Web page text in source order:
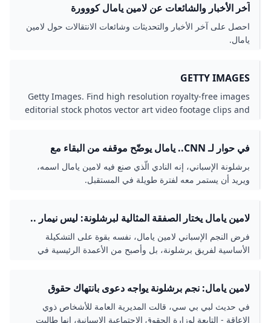
آخر الأخبار والشائعات عن لامين يامال كووورة
احصل على آخر الأخبار والتحديثات وشائعات الانتقالات حول لامين
يامال.
GETTY IMAGES
Getty Images. Find high resolution royalty-free images
editorial stock photos vector art video footage clips and
في حوار لـ CNN.. يامال يوضّح موقفه من البقاء مع
برشلونة
برشلونة الإسباني، إنه النادي الّذي صنع فيه لامين يامال اسمه،
ويريد أن يستمر معه لفترة طويلة في المستقبل.
لامين يامال يختار الصفقة المثالية لبرشلونة: ليس نيمار ..
وأتمنى ضم نجم بايرن ميونخ! السعودية GOAL.COM
فرض النجم الإسباني لامين يامال، نفسه بقوة على التشكيلة
الأساسية لفريق برشلونة، بل وأصبح من الأعمدة الرئيسية في
لامين يامال: نجم برشلونة يواجه دعوى بانتهاك حقوق
أشخاص من ذوي الإعاقة - BBC NEWS عربي
في حديث لبي بي سي، قالت المديرية العامة للأشخاص ذوي
الإعاقة - التابعة لوزارة الحقوق الاجتماعية الإسبانية، إنها طالبت